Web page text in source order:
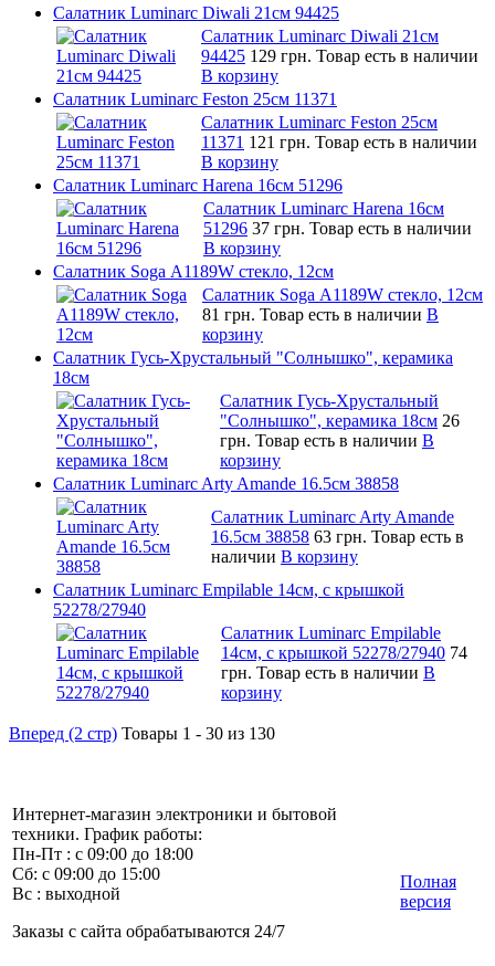
Салатник Luminarc Diwali 21см 94425
Салатник Luminarc Diwali 21см
94425 129 грн. Товар есть в наличии
В корзину
Салатник Luminarc Feston 25см 11371
Салатник Luminarc Feston 25см
11371 121 грн. Товар есть в наличии
В корзину
Салатник Luminarc Harena 16см 51296
Салатник Luminarc Harena 16см
51296 37 грн. Товар есть в наличии
В корзину
Салатник Soga А1189W стекло, 12см
Салатник Soga А1189W стекло, 12см
81 грн. Товар есть в наличии В
корзину
Салатник Гусь-Хрустальный "Солнышко", керамика
18см
Салатник Гусь-Хрустальный
"Солнышко", керамика 18см 26
грн. Товар есть в наличии В
корзину
Салатник Luminarc Arty Amande 16.5см 38858
Салатник Luminarc Arty Amande
16.5см 38858 63 грн. Товар есть в
наличии В корзину
Салатник Luminarc Empilable 14см, с крышкой
52278/27940
Салатник Luminarc Empilable
14см, с крышкой 52278/27940 74
грн. Товар есть в наличии В
корзину
Вперед (2 стр) Товары 1 - 30 из 130
Интернет-магазин электроники и бытовой
техники. График работы:
Пн-Пт : с 09:00 до 18:00
Сб: с 09:00 до 15:00
Вс : выходной
Заказы с сайта обрабатываются 24/7
Полная
версия